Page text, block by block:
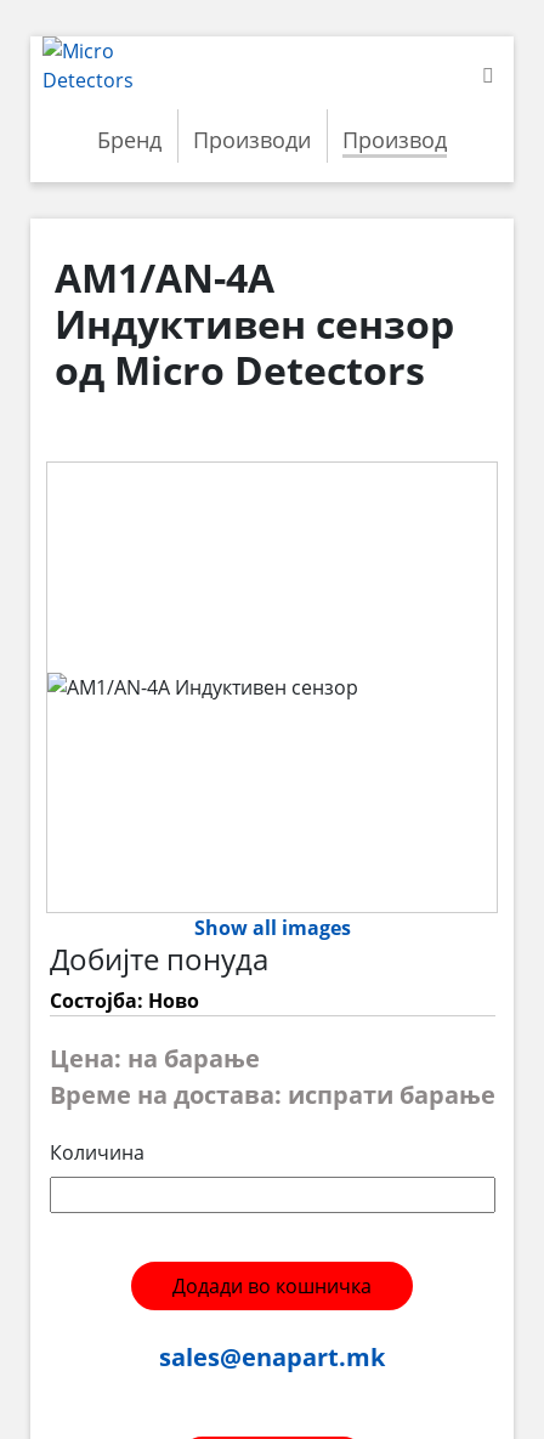
Бренд Производи Производ
AM1/AN-4A
Индуктивен сензор
од Micro Detectors
Show all images
Добијте понуда
Состојба: Ново
Цена: на барање
Време на достава: испрати барање
Количина
Додади во кошничка
sales@enapart.mk